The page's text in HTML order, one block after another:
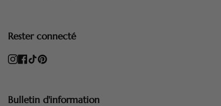
Rester connecté
Instagram
Facebook
TikTokPinterest
Bulletin d'information